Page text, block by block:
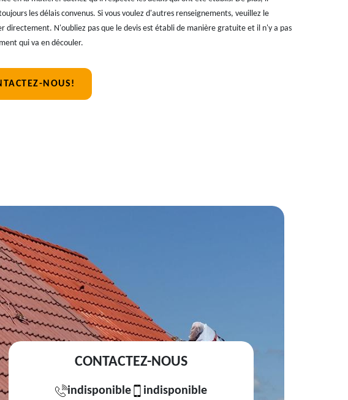
les délais convenus. Si vous voulez d'autres renseignements, veuillez le
directement. N'oubliez pas que le devis est établi de manière gratuite et il n'y a pas
qui va en découler.
NOUS!
CONTACTEZ-NOUS
indisponible indisponible